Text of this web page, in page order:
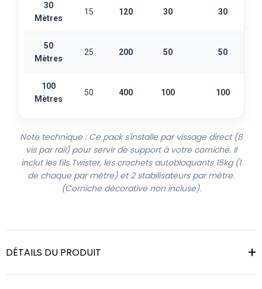
30
Mètres
15 120 30 30
50
Mètres
25 200 50 50
100
Mètres
50 400 100 100
Note technique : Ce pack s'installe par vissage direct (8
vis par rail) pour servir de support à votre corniche. Il
inclut les fils Twister, les crochets autobloquants 15kg (1
de chaque par mètre) et 2 stabilisateurs par mètre.
(Corniche décorative non incluse).
DÉTAILS DU PRODUIT